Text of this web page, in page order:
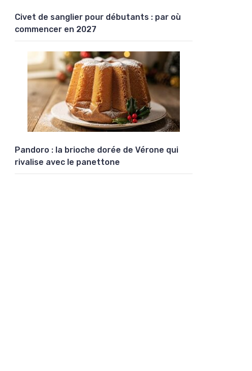
Civet de sanglier pour débutants : par où
commencer en 2027
Pandoro : la brioche dorée de Vérone qui
rivalise avec le panettone